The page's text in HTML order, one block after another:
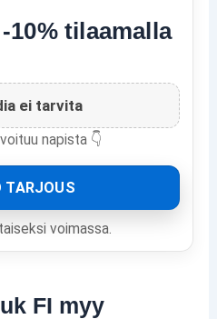
tilaamalla
ei tarvita
napista 👇
TARJOUS
voimassa.
FI myy